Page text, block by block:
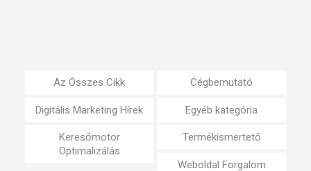
Az Összes Cikk Cégbemutató
Digitális Marketing Hírek Egyéb kategória
Keresőmotor
Optimalizálás
Termékismertető
Weboldal Forgalom